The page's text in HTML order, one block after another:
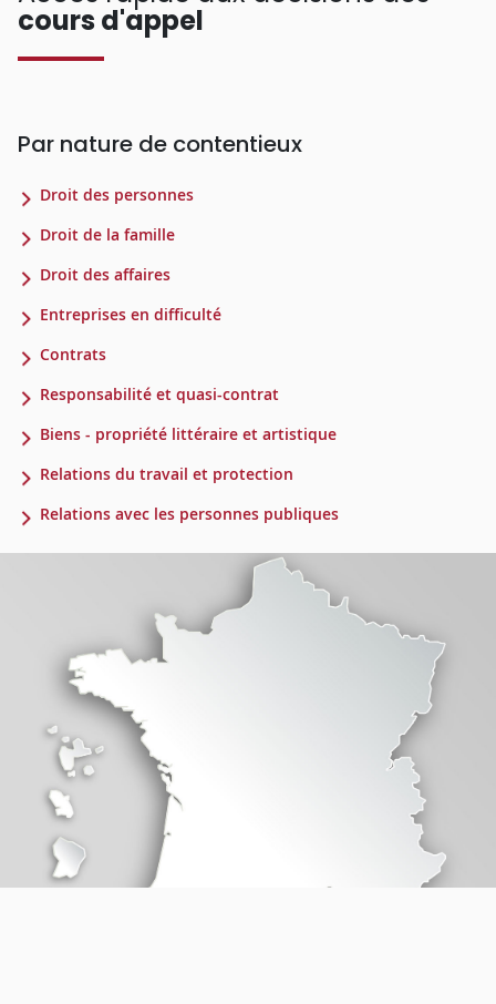
cours d'appel
Par nature de contentieux
Droit des personnes
Droit de la famille
Droit des affaires
Entreprises en difficulté
Contrats
Responsabilité et quasi-contrat
Biens - propriété littéraire et artistique
Relations du travail et protection
Relations avec les personnes publiques